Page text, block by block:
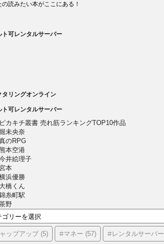
の読みたい本がここにある！
ト可レンタルサーバー
タリングオンライン
ト可レンタルサーバー
ピカキチ叢書 売れ筋ランキングTOP10作品
未央奈
のRPG
熊本空港
井絵理子
本
浜優勝
大橋くん
糸町駅
野
ップアップ(5) #マネー (57) #レンタルサーバー